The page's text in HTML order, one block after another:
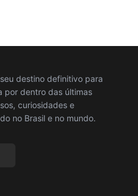
destino definitivo para
por dentro das últimas
curiosidades e
no Brasil e no mundo.